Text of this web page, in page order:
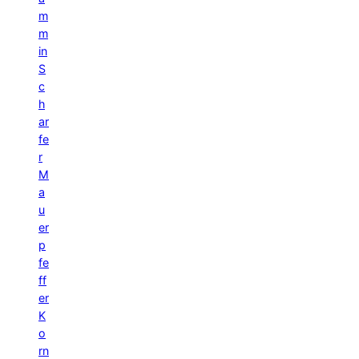
m
m
in
S
c
h
ar
fe
r
M
a
u
er
p
fe
ff
er
K
o
rn